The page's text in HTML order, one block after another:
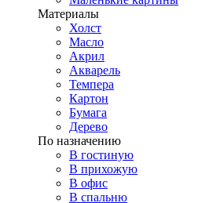
Материалы
Холст
Масло
Акрил
Акварель
Темпера
Картон
Бумага
Дерево
По назначению
В гостиную
В прихожую
В офис
В спальню